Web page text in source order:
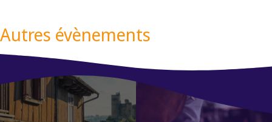
Autres évènements